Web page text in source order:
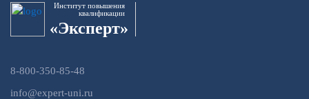
Институт повышения
квалификации
«Эксперт»
8-800-350-85-48
info@expert-uni.ru